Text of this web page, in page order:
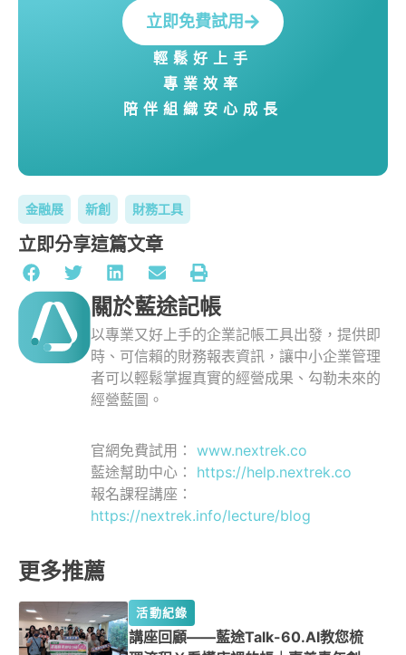
立即免費試用
輕鬆好上手
專業效率
陪伴組織安心成長
金融展 新創 財務工具
立即分享這篇文章
關於藍途記帳
以專業又好上手的企業記帳工具出發，提供即
時、可信賴的財務報表資訊，讓中小企業管理
者可以輕鬆掌握真實的經營成果、勾勒未來的
經營藍圖。
官網免費試用： www.nextrek.co
藍途幫助中心： https://help.nextrek.co
報名課程講座：
https://nextrek.info/lecture/blog
更多推薦
活動紀錄
講座回顧——藍途Talk-60.AI教您梳